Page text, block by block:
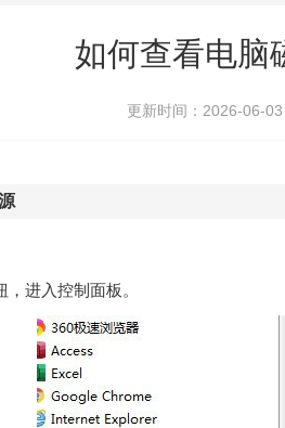
如何查看电脑
更新时间： 2026-06-
进入控制面板。